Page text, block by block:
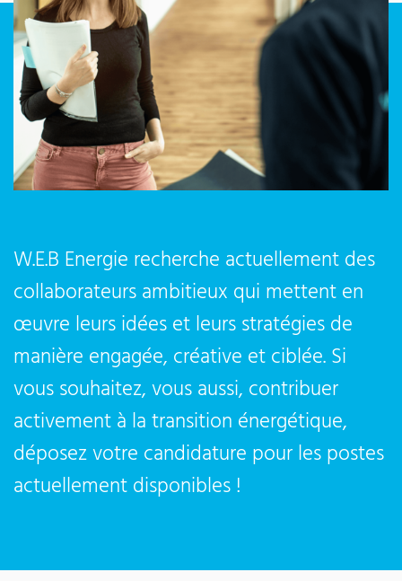
W.E.B Energie recherche actuellement des
collaborateurs ambitieux qui mettent en
œuvre leurs idées et leurs stratégies de
manière engagée, créative et ciblée. Si
vous souhaitez, vous aussi, contribuer
activement à la transition énergétique,
déposez votre candidature pour les postes
actuellement disponibles !